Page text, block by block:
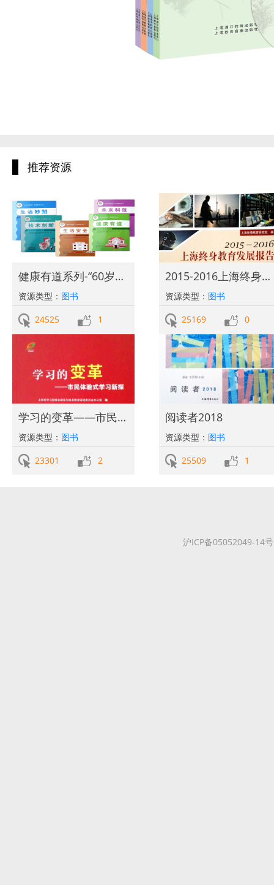
推荐资源
健康有道系列-“60岁开始读”科普教育丛书
资源类型： 图书
24525
1
2015-2016上海终身教育发展报告
资源类型： 图书
25169
0
学习的变革——市民体验式学习新探
资源类型： 图书
23301
2
阅读者2018
资源类型： 图书
25509
1
沪ICP备05052049-14号